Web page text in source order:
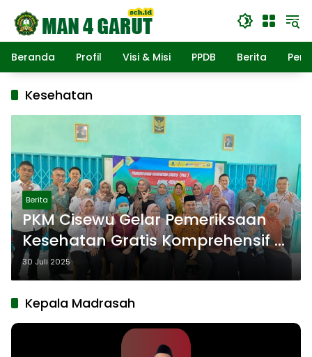
konten
Beranda
Profil Visi & Misi PPDB Berita
Kesehatan
Berita
PKM Cisewu Gelar Pemeriksaan
Kesehatan Gratis Komprehensif di
MAN 4 Garut
30 Juli 2025
Kepala Madrasah